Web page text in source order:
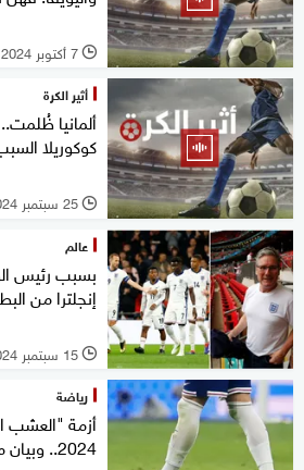
l 7 أكتوبر 2024
أثير الكرة
ألمانيا
كوكوريلا
l 25 سبتمبر 2024
عالم
بسبب رئيس
إنجلترا من
l 15 سبتمبر 2024
رياضة
أزمة "العشب
2024.. وبيان من اليويفا